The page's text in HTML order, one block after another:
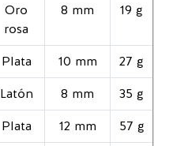
Oro
rosa
8 mm 19 g
Plata 10 mm
27 g
Latón 8 mm
35 g
Plata 12 mm
57 g